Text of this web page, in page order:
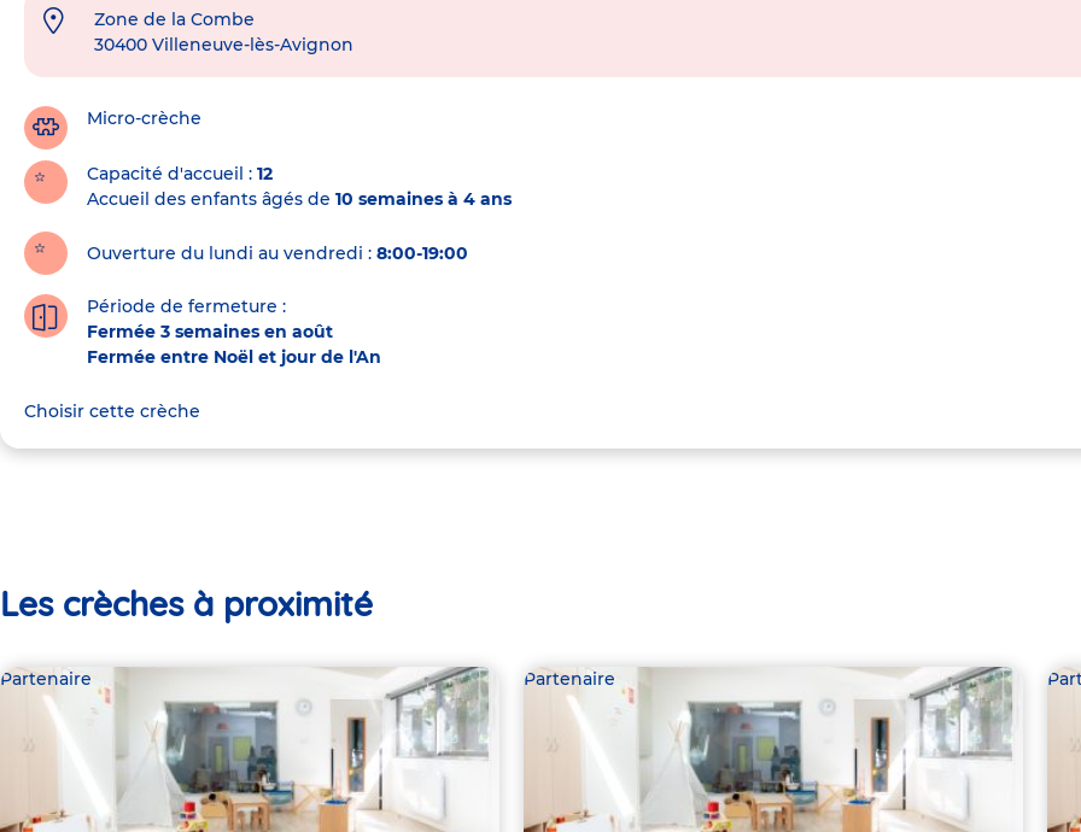
Adresse
crèche
Zone de la Combe
30400 Villeneuve-lès-Avignon
Micro-crèche
Capacité d'accueil
12
Accueil des enfants âgés de 10 semaines à 4 ans
Ouverture du lundi au vendredi : 8:00-19:00
Période de fermeture :
Fermée 3 semaines en août
Fermée entre Noël et jour de l'An
Choisir cette crèche
Les crèches à proximité
Partenaire Partenaire